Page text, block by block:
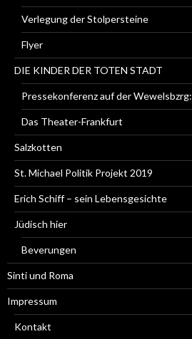
Verlegung der Stolpersteine
Flyer
DIE KINDER DER TOTEN STADT
Pressekonferenz auf der Wewelsbzrg:
Das Theater-Frankfurt
Salzkotten
St. Michael Politik Projekt 2019
Erich Schiff – sein Lebensgesichte
Jüdisch hier
Beverungen
Sinti und Roma
Impressum
Kontakt